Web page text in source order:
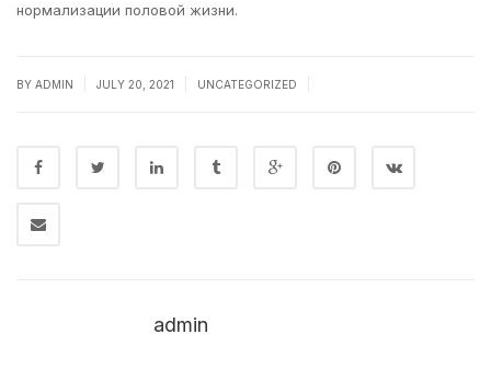
нормализации половой жизни.
BY ADMIN JULY 20, 2021 UNCATEGORIZED
admin